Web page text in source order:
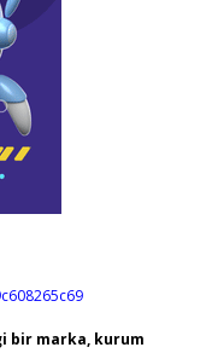
bir marka, kurum